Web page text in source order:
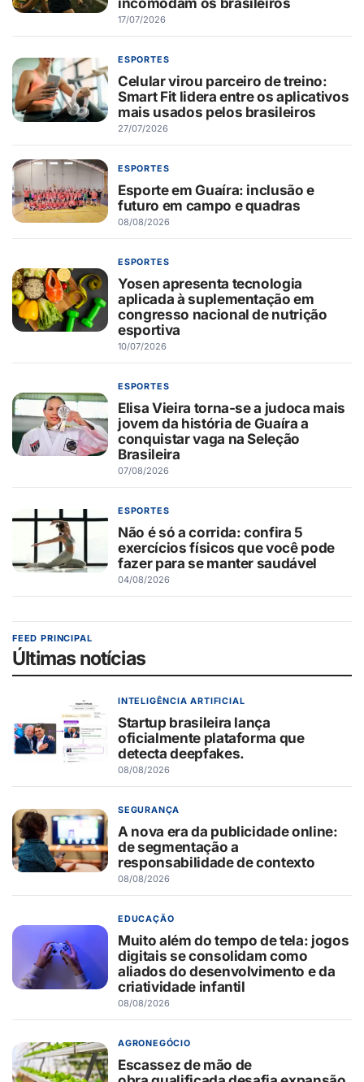
17/07/2026
ESPORTES
Celular virou parceiro de treino:
Smart Fit lidera entre os aplicativos
mais usados pelos brasileiros
27/07/2026
ESPORTES
Esporte em Guaíra: inclusão e
futuro em campo e quadras
08/08/2026
ESPORTES
Yosen apresenta tecnologia
aplicada à suplementação em
congresso nacional de nutrição
esportiva
10/07/2026
ESPORTES
Elisa Vieira torna-se a judoca mais
jovem da história de Guaíra a
conquistar vaga na Seleção
Brasileira
07/08/2026
ESPORTES
Não é só a corrida: confira 5
exercícios físicos que você pode
fazer para se manter saudável
04/08/2026
FEED PRINCIPAL
Últimas notícias
INTELIGÊNCIA ARTIFICIAL
Startup brasileira lança
oficialmente plataforma que
detecta deepfakes.
08/08/2026
SEGURANÇA
A nova era da publicidade online:
de segmentação a
responsabilidade de contexto
08/08/2026
EDUCAÇÃO
Muito além do tempo de tela: jogos
digitais se consolidam como
aliados do desenvolvimento e da
criatividade infantil
08/08/2026
AGRONEGÓCIO
Escassez de mão de